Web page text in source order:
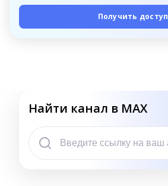
Получить доступ
Найти канал в MAX